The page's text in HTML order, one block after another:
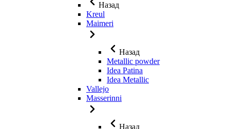
Назад
Kreul
Maimeri
Назад
Metallic powder
Idea Patina
Idea Metallic
Vallejo
Masserinni
Назад